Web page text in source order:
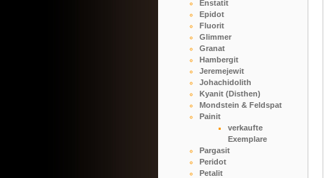
Enstatit
Epidot
Fluorit
Glimmer
Granat
Hambergit
Jeremejewit
Johachidolith
Kyanit (Disthen)
Mondstein & Feldspat
Painit
verkaufte
Exemplare
Pargasit
Peridot
Petalit